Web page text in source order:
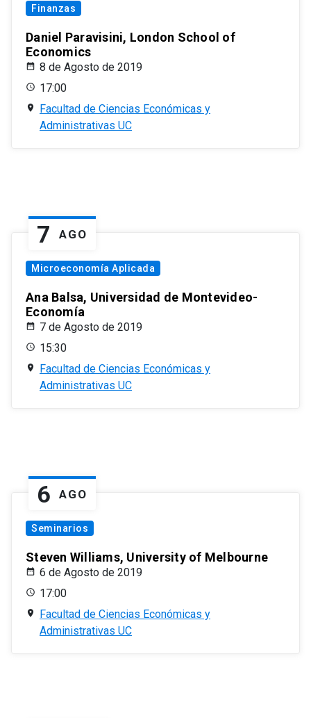
Finanzas
Daniel Paravisini, London School of
Economics
8 de Agosto de 2019
17:00
Facultad de Ciencias Económicas y
Administrativas UC
7 AGO
Microeconomía Aplicada
Ana Balsa, Universidad de Montevideo-
Economía
7 de Agosto de 2019
15:30
Facultad de Ciencias Económicas y
Administrativas UC
6 AGO
Seminarios
Steven Williams, University of Melbourne
6 de Agosto de 2019
17:00
Facultad de Ciencias Económicas y
Administrativas UC